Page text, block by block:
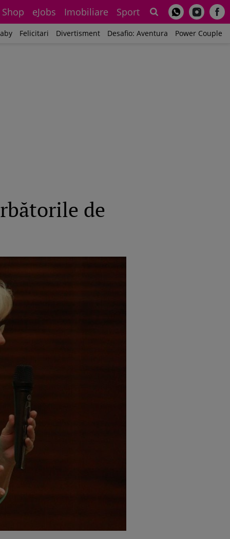
Shop eJobs Imobiliare Sport
Felicitari Divertisment Desafio: Aventura Power Couple
de